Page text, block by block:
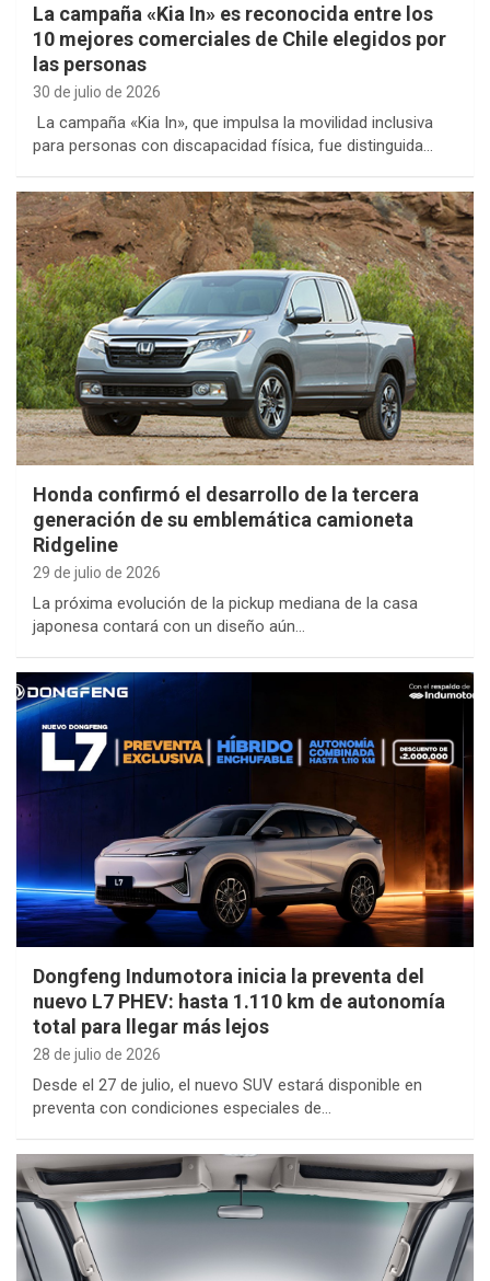
La campaña «Kia In» es reconocida entre los
10 mejores comerciales de Chile elegidos por
las personas
30 de julio de 2026
La campaña «Kia In», que impulsa la movilidad inclusiva
para personas con discapacidad física, fue distinguida…
Honda confirmó el desarrollo de la tercera
generación de su emblemática camioneta
Ridgeline
29 de julio de 2026
La próxima evolución de la pickup mediana de la casa
japonesa contará con un diseño aún…
Dongfeng Indumotora inicia la preventa del
nuevo L7 PHEV: hasta 1.110 km de autonomía
total para llegar más lejos
28 de julio de 2026
Desde el 27 de julio, el nuevo SUV estará disponible en
preventa con condiciones especiales de…